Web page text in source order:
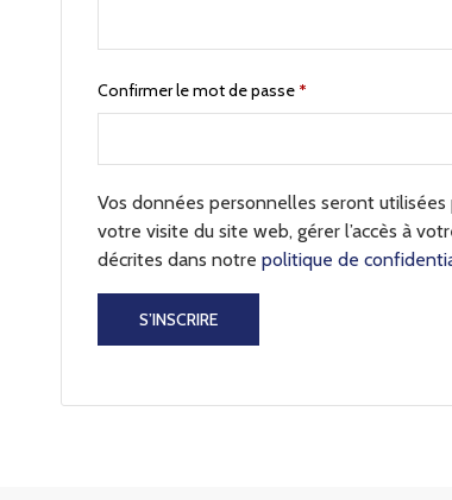
Confirmer le mot de passe *
Vos données personnelles seront utilisées
votre visite du site web, gérer l’accès à
décrites dans notre politique de
S’INSCRIRE